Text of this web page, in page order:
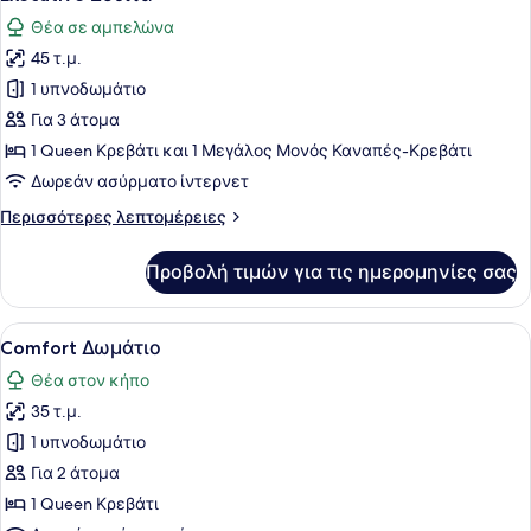
όλων
των
φωτογραφιών
για
Executive
Σουίτα
Θέα σε αμπελώνα
45 τ.μ.
1 υπνοδωμάτιο
Για 3 άτομα
1 Queen Κρεβάτι και 1 Μεγάλος Μονός Καναπές-Κρεβάτι
Δωρεάν ασύρματο ίντερνετ
Περισσότερες λεπτομέρειες
Περισσότερες
Σουίτα
Προβολή τιμών για τις ημερομηνίες σας
Προβολή
όλων
των
φωτογραφιών
για
Comfort
Δωμάτιο
Μια βεράντα με ένα τραπέζι και
3
Comfort Δωμάτιο
Θέα στον κήπο
35 τ.μ.
1 υπνοδωμάτιο
Για 2 άτομα
1 Queen Κρεβάτι